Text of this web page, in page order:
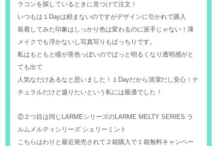
ラコンを探しているときに見つけて注文！
いつもは１Dayは頼まないのですがデザインに引かれて購入
装着してみた印象はしっかり色は変わるのに派手じゃない！薄
メイクでも浮かないし写真写りもばっちりです。
私はもともと瞳が茶色っぽいのでぱっと明るくなり透明感がと
ても出て
人気なだけあるなと思いました！１Dayだから清潔だし安心！ナ
チュラルだけど盛りたいという私には最適でした！
②２つ目は同じLARMEシリーズのLARME MELTY SERIES ラ
ルムメルティシリーズ シェリーミント
こちらはわりと最近発売されて２箱購入で１箱無料キャンペー